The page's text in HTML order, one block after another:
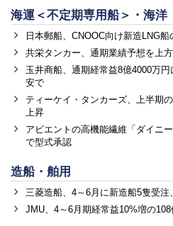
海運＜不定期専用船＞・海洋
日本郵船、CNOOC向け新造LNG船
共栄タンカー、通期業績予想を上
玉井商船、通期経常益8億4000万
安で
ティーケイ・タンカーズ、上半期
上昇
アビエントの高機能繊維「ダイニ
で型式承認
造船・舶用
三菱造船、4～6月に新造船5隻受注
JMU、4～6月期経常益10%増の